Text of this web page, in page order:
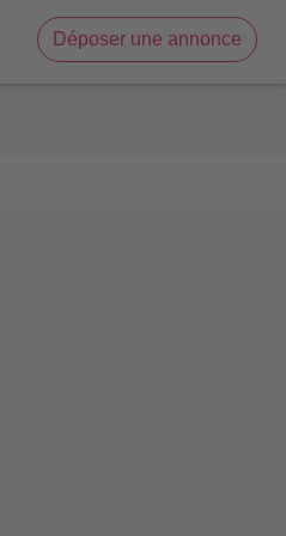
Déposer une annonce